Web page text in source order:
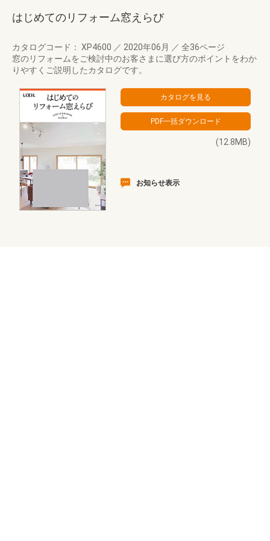
はじめてのリフォーム窓えらび
カタログコード： XP4600 ／ 2020年06月 ／ 全36ページ
窓のリフォームをご検討中のお客さまに選び方のポイントをわか
りやすくご説明したカタログです。
(12.8MB)
お知らせ表示